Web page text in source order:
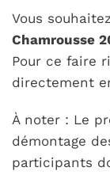
Vous
Chamrousse
Pour ce faire
directement
À noter : Le
démontage
participants